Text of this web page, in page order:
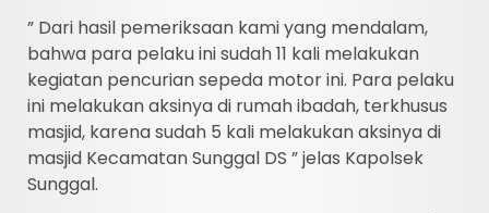
” Dari hasil pemeriksaan kami yang mendalam,
bahwa para pelaku ini sudah 11 kali melakukan
kegiatan pencurian sepeda motor ini. Para pelaku
ini melakukan aksinya di rumah ibadah, terkhusus
masjid, karena sudah 5 kali melakukan aksinya di
masjid Kecamatan Sunggal DS ” jelas Kapolsek
Sunggal.